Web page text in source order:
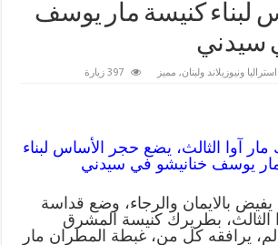
لبناء كنيسة مار يوسف
سيدني
استراليا ونيوزيلاند ولبنان, مميز 397 زيارة
آوا الثالث، يضع حجر الأساس لبناء
يوسف خنانيشو في سيدني
بالايمان والرجاء، وضع قداسة
الثالث، بطريرك كنيسة المشرق
يرافقه كل من، غبطة المطران مار